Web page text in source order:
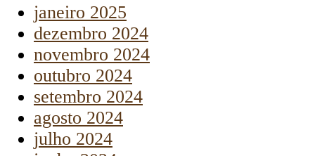
janeiro 2025
dezembro 2024
novembro 2024
outubro 2024
setembro 2024
agosto 2024
julho 2024